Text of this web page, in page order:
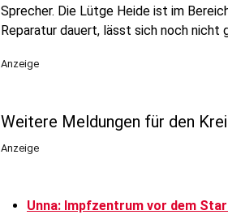
Sprecher. Die Lütge Heide ist im
Reparatur dauert, lässt sich noch nicht
Anzeige
Weitere Meldungen für den
Anzeige
Unna: Impfzentrum vor dem